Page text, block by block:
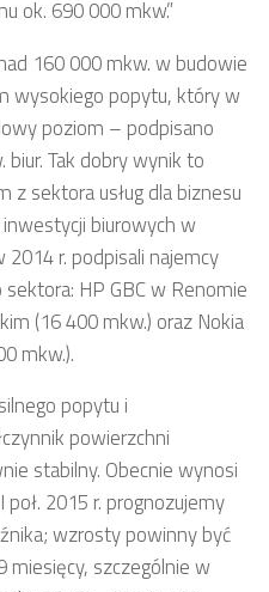
ok. 690 000 mkw.”
160 000 mkw. w budowie
wysokiego popytu, który w
poziom – podpisano
Tak dobry wynik to
z sektora usług dla biznesu
biurowych w
r. podpisali najemcy
HP GBC w Renomie
(16 400 mkw.) oraz Nokia
mkw.).
popytu i
powierzchni
stabilny. Obecnie wynosi
poł. 2015 r. prognozujemy
wzrosty powinny być
szczególnie w